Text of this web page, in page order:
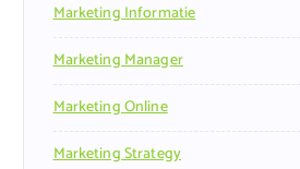
Marketing Informatie
Marketing Manager
Marketing Online
Marketing Strategy